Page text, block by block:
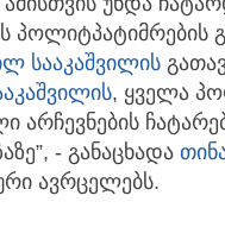
პოლიტპატიმრების
სააკაშვილის
, ყველა
არჩევნების
- განაცხადა
ავრცელებს.